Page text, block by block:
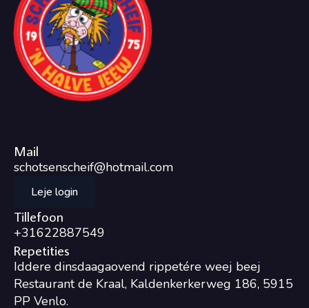
Mail
schotsenscheif@hotmail.com
Leje login
Tillefoon
+31622887549
Repetities
Iddere dinsdaagaovend rippetére weej beej
Restaurant de Kraal, Kaldenkerkerweg 186, 5915
PP Venlo.